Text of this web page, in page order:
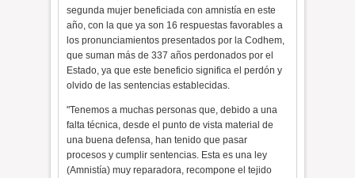
segunda mujer beneficiada con amnistía en este
año, con la que ya son 16 respuestas favorables a
los pronunciamientos presentados por la Codhem,
que suman más de 337 años perdonados por el
Estado, ya que este beneficio significa el perdón y
olvido de las sentencias establecidas.
"Tenemos a muchas personas que, debido a una
falta técnica, desde el punto de vista material de
una buena defensa, han tenido que pasar
procesos y cumplir sentencias. Esta es una ley
(Amnistía) muy reparadora, recompone el tejido